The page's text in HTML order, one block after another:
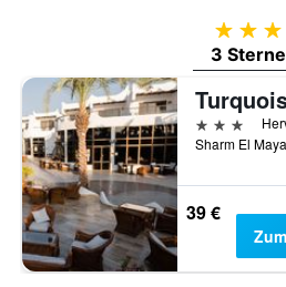
3
3 Sterne
3 Sterne
39 €